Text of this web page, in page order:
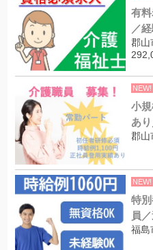
有
／
郡山
NEW!
小
あ
郡山
NEW!
特
員
福島